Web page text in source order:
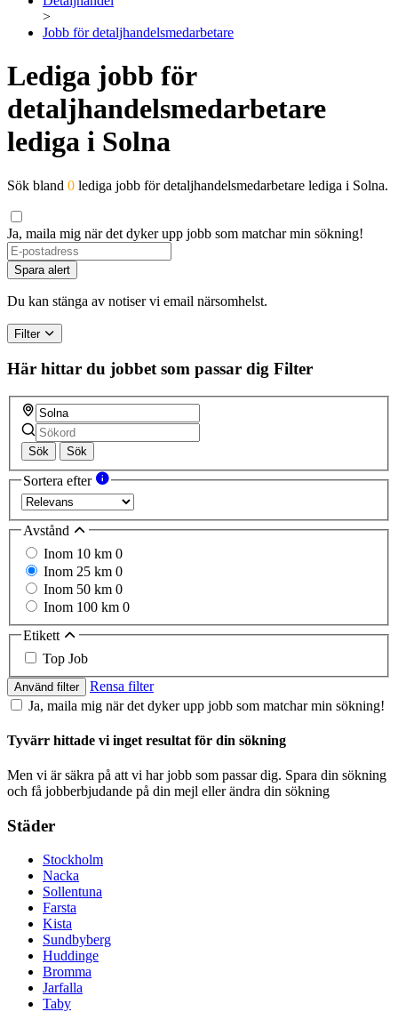
>
Jobb för detaljhandelsmedarbetare
Lediga jobb för
detaljhandelsmedarbetare
lediga i Solna
Sök bland 0 lediga jobb för detaljhandelsmedarbetare lediga i Solna.
Ja, maila mig när det dyker upp jobb som matchar min sökning!
Spara alert
Du kan stänga av notiser vi email närsomhelst.
Filter
Här hittar du jobbet som passar dig Filter
Sök Sök
Sortera efter
Avstånd
Inom 10 km 0
Inom 25 km 0
Inom 50 km 0
Inom 100 km 0
Etikett
Top Job
Använd filter
Rensa filter
Ja, maila mig när det dyker upp jobb som matchar min sökning!
Tyvärr hittade vi inget resultat för din sökning
Men vi är säkra på att vi har jobb som passar dig. Spara din sökning
och få jobberbjudande på din mejl eller ändra din sökning
Städer
Stockholm
Nacka
Sollentuna
Farsta
Kista
Sundbyberg
Huddinge
Bromma
Jarfalla
Taby